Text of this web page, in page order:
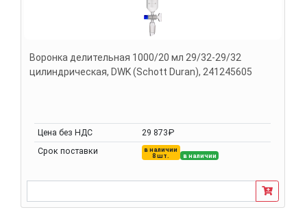
Воронка делительная 1000/20 мл 29/32-29/32
цилиндрическая, DWK (Schott Duran), 241245605
Цена без НДС
29 873₽
Срок поставки
в наличии
8 шт.
в наличии